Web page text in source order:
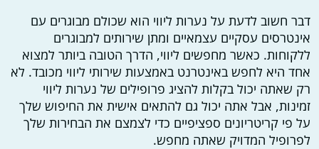
דבר חשוב לדעת על נערות ליווי הוא שכולם מבוגרים עם
אינטרסים עסקיים עצמאיים ומתן שירותים למבוגרים
ללקוחות. כאשר מחפשים ליווי, הדרך הטובה ביותר למצוא
אחד היא לחפש באינטרנט באמצעות שירותי ליווי מכובד. לא
רק שאתה יכול בקלות להציג פרופילים של נערות ליווי
זמינות, אבל אתה יכול גם להתאים אישית את החיפוש שלך
על פי קריטריונים ספציפיים כדי לצמצם את הבחירות שלך
לפרופיל המדויק שאתה מחפש.